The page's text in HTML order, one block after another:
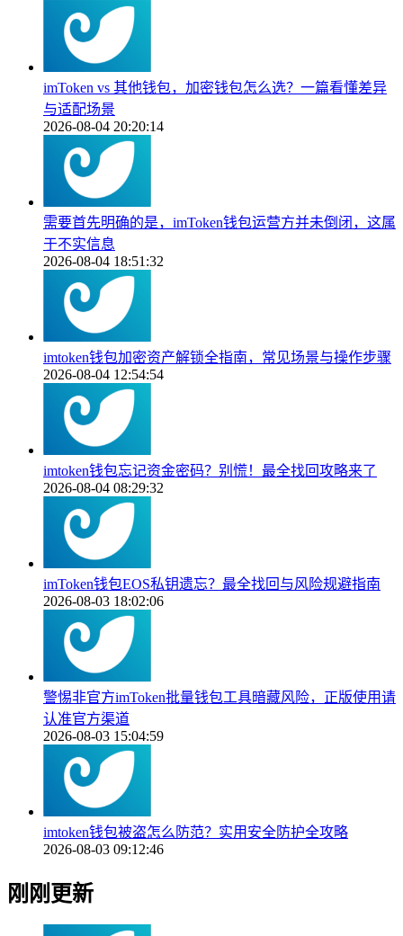
imToken vs 其他钱包，加密钱包怎么选？一篇看懂差异
与适配场景
2026-08-04 20:20:14
需要首先明确的是，imToken钱包运营方并未倒闭，这属
于不实信息
2026-08-04 18:51:32
imtoken钱包加密资产解锁全指南，常见场景与操作步骤
2026-08-04 12:54:54
imtoken钱包忘记资金密码？别慌！最全找回攻略来了
2026-08-04 08:29:32
imToken钱包EOS私钥遗忘？最全找回与风险规避指南
2026-08-03 18:02:06
警惕非官方imToken批量钱包工具暗藏风险，正版使用请
认准官方渠道
2026-08-03 15:04:59
imtoken钱包被盗怎么防范？实用安全防护全攻略
2026-08-03 09:12:46
刚刚更新